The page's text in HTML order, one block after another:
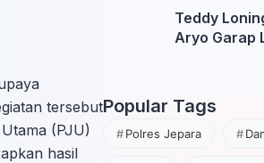
tersebut
(PJU)
hasil
Teddy
Aryo Garap
Popular Tags
Polres Jepara